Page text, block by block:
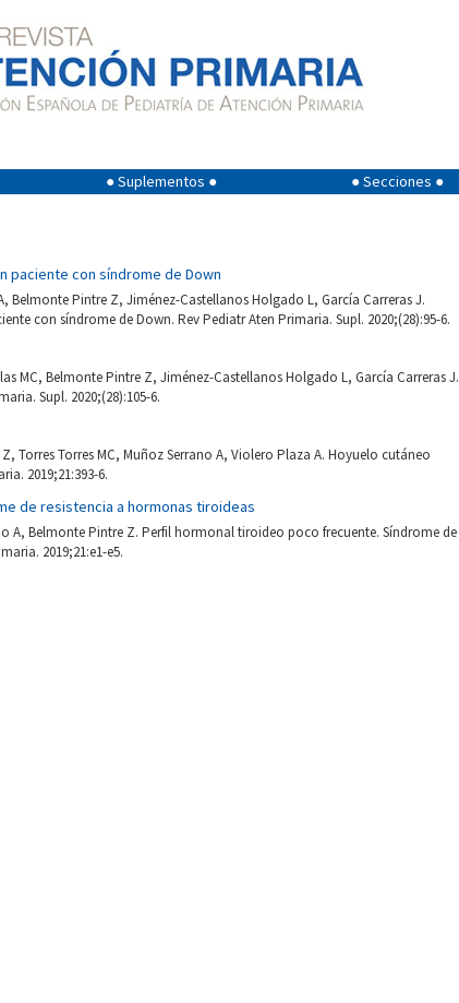
● Suplementos ● ● Secciones ●
paciente con síndrome de Down
Belmonte Pintre Z, Jiménez-Castellanos Holgado L, García Carreras J.
con síndrome de Down. Rev Pediatr Aten Primaria. Supl. 2020;(28):95-6.
MC, Belmonte Pintre Z, Jiménez-Castellanos Holgado L, García Carreras J.
Supl. 2020;(28):105-6.
Torres Torres MC, Muñoz Serrano A, Violero Plaza A. Hoyuelo cutáneo
2019;21:393-6.
de resistencia a hormonas tiroideas
A, Belmonte Pintre Z. Perfil hormonal tiroideo poco frecuente. Síndrome de
2019;21:e1-e5.